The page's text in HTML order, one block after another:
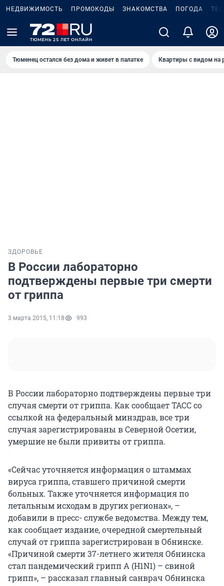
НЕДВИЖИМОСТЬ ПРОМОКОДЫ ЗНАКОМСТВА ПОГОДА
Тюменец остался без дома и живет в палатке Квартиры с видом на
ЗДОРОВЬЕ
В России лабораторно
подтверждены первые три смерти
от гриппа
3 марта 2015, 11:18 993
В России лабораторно подтверждены первые три
случая смерти от гриппа. Как сообщает ТАСС со
ссылкой на федеральный минздрав, все три
случая зарегистрированы в Северной Осетии,
умершие не были привиты от гриппа.
«Сейчас уточняется информация о штаммах
вируса гриппа, ставшего причиной смерти
больных. Также уточняется информация по
летальным исходам в других регионах», –
добавили в пресс- службе ведомства. Между тем,
как сообщает издание, очередной смертельный
случай от гриппа зарегистрирован в Обнинске.
«Причиной смерти 37-летнего жителя Обнинска
стал пандемический грипп А (H1N1) – свиной
грипп», – рассказал главный санврач Обнинска